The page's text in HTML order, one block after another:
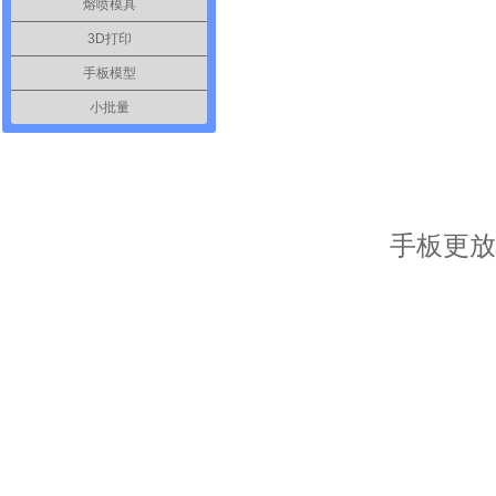
手板更
熔喷模具
3D打印
手板模型
小批量